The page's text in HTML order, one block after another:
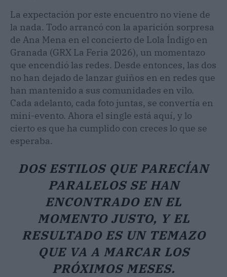
La expectación por este encuentro no viene de
la nada. Todo arrancó con la aparición sorpresa
de Ana Mena en el concierto de Lola Índigo en
Granada (GRX La Feria 2026), un momentazo
que encendió las redes. Desde entonces, las dos
no han dejado de lanzar guiños en en redes que
han mantenido a sus comunidades en vilo.
Cada adelanto, cada foto juntas, se convertía en
mini-evento. Ahora el single está aquí, y lo
cierto es que ha cumplido con creces lo que se
esperaba.
DOS ESTILOS QUE PARECÍAN
PARALELOS SE HAN
ENCONTRADO EN EL
MOMENTO JUSTO, Y EL
RESULTADO ES UN TEMAZO
QUE VA A MARCAR LOS
PRÓXIMOS MESES.